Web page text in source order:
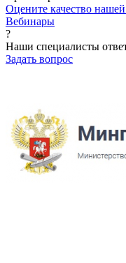
Оцените качество
Вебинары
?
Наши специалисты
Задать вопрос